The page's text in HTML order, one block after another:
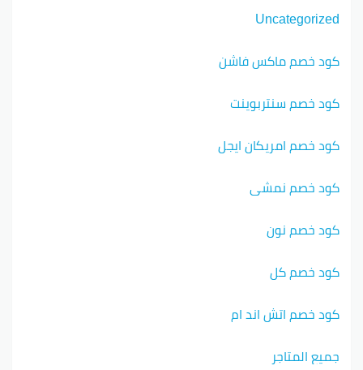
Uncategorized
كود خصم ماكس فاشن
كود خصم سنتربوينت
كود خصم امريكان ايجل
كود خصم نمشي
كود خصم نون
كود خصم كل
كود خصم اتش اند ام
جميع المتاجر